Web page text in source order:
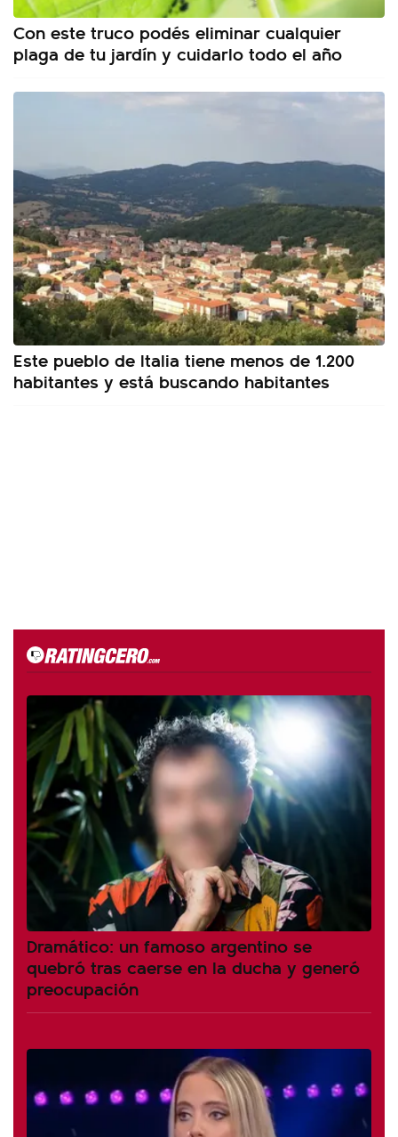
Con este truco podés eliminar cualquier
plaga de tu jardín y cuidarlo todo el año
Este pueblo de Italia tiene menos de 1.200
habitantes y está buscando habitantes
Dramático: un famoso argentino se
quebró tras caerse en la ducha y generó
preocupación